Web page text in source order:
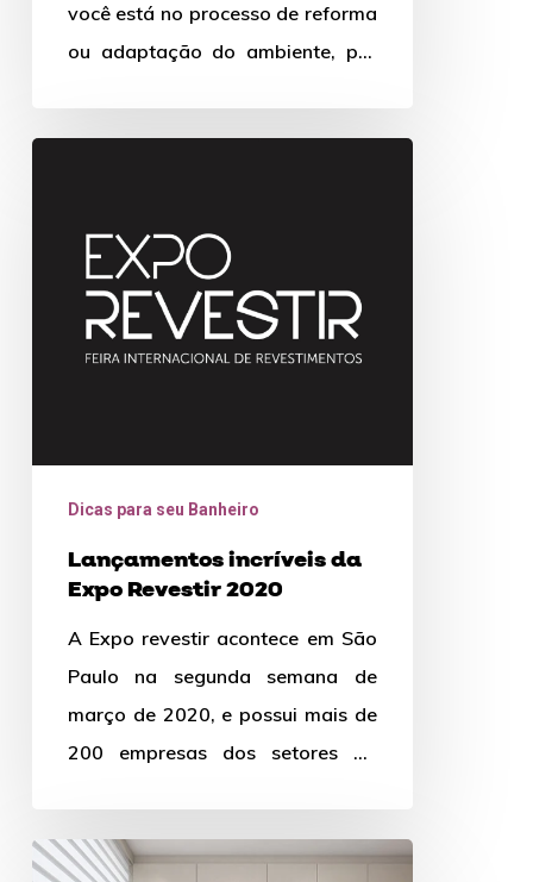
você está no processo de reforma
ou adaptação do ambiente, por
Dicas para seu Banheiro
Lançamentos incríveis da
Expo Revestir 2020
A Expo revestir acontece em São
Paulo na segunda semana de
março de 2020, e possui mais de
200 empresas dos setores da
Itens